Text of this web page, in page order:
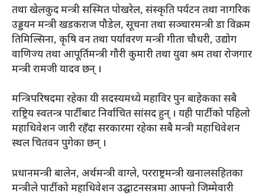
तथा खेलकुद मन्त्री सस्मित पोखरेल, संस्कृति पर्यटन तथा नागरिक
उड्डयन मन्त्री खडकराज पौडेल, सूचना तथा सञ्चारमन्त्री डा विक्रम
तिमिल्सिना, कृषि वन तथा पर्यावरण मन्त्री गीता चौधरी, उद्योग
वाणिज्य तथा आपूर्तिमन्त्री गौरी कुमारी तथा युवा श्रम तथा रोजगार
मन्त्री रामजी यादव छन् ।
मन्त्रिपरिषदमा रहेका यी सदस्यमध्ये महाविर पुन बाहेकका सबै
राष्ट्रिय स्वतन्त्र पार्टीबाट निर्वाचित सांसद हुन् । यही पार्टीको पहिलो
महाधिवेशन जारी रहँदा सरकारमा रहेका सबै मन्त्री महाधिवेशन
स्थल चितवन पुगेका छन् ।
प्रधानमन्त्री बालेन, अर्थमन्त्री वाग्ले, परराष्ट्रमन्त्री खनालसहितका
मन्त्रीले पार्टीको महाधिवेशन उद्घाटनसत्रमा आफ्नो जिम्‍मेवारी